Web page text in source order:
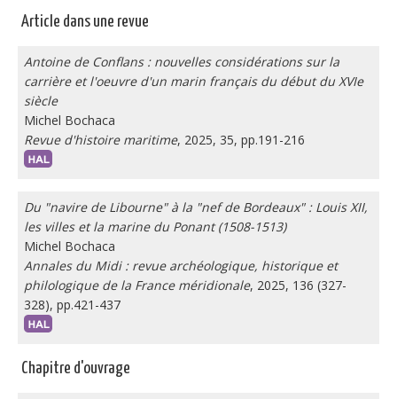
Article dans une revue
Antoine de Conflans : nouvelles considérations sur la
carrière et l'oeuvre d'un marin français du début du XVIe
siècle
Michel Bochaca
Revue d'histoire maritime, 2025, 35, pp.191-216
Du "navire de Libourne" à la "nef de Bordeaux" : Louis XII,
les villes et la marine du Ponant (1508-1513)
Michel Bochaca
Annales du Midi : revue archéologique, historique et
philologique de la France méridionale, 2025, 136 (327-
328), pp.421-437
Chapitre d'ouvrage